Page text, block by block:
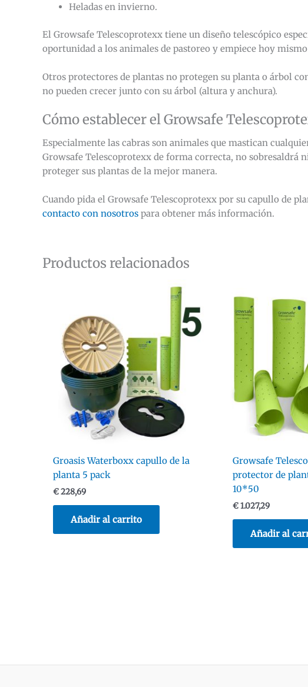
Heladas en invierno.
El Growsafe Telescoprotexx tiene un diseño telescópico
oportunidad a los animales de pastoreo y empiece hoy
Otros protectores de plantas no protegen su planta o árbol
no pueden crecer junto con su árbol (altura y anchura).
Cómo establecer el Growsafe
Especialmente las cabras son animales que mastican
Growsafe Telescoprotexx de forma correcta, no sobresaldrá
proteger sus plantas de la mejor manera.
Cuando pida el Growsafe Telescoprotexx por su capullo de
contacto con nosotros para obtener más información.
Productos relacionados
Groasis Waterboxx capullo de la
planta 5 pack
€228,69
Añadir al carrito
Growsafe
protector de
10*50
€1.027,29
Añadir al